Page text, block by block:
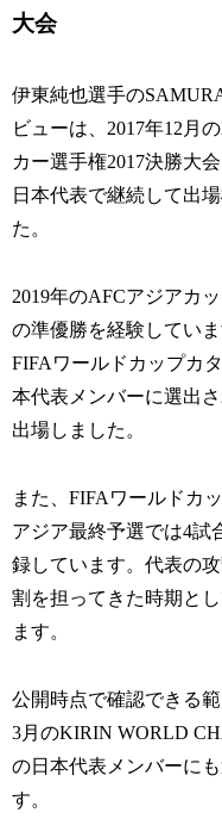
大会
伊東純也選手の
ビューは、2017年12月
カー選手権2017決勝大
日本代表で継続して出
た。
2019年のAFCアジアカ
の準優勝を経験してい
FIFAワールドカップカ
本代表メンバーに選出
出場しました。
また、FIFAワールドカ
アジア最終予選では4試
録しています。代表の
割を担ってきた時期と
ます。
公開時点で確認できる
3月のKIRIN WORLD
の日本代表メンバーに
す。